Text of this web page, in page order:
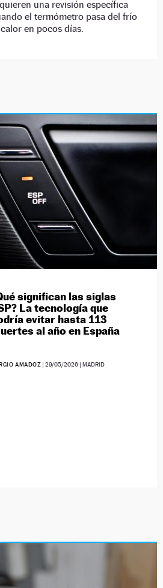
una revisión específica
el termómetro pasa del frío
en pocos días.
significan las siglas
La tecnología que
evitar hasta 113
al año en España
AMADOZ |29/05/2026 | MADRID